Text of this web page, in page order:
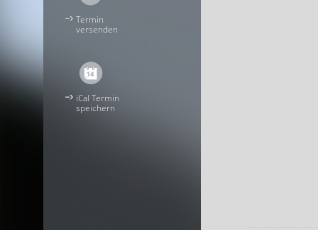
Termin
versenden
iCal Termin
speichern